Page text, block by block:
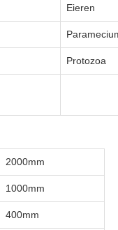
Eieren
Protozoa
2000mm
1000mm
400mm